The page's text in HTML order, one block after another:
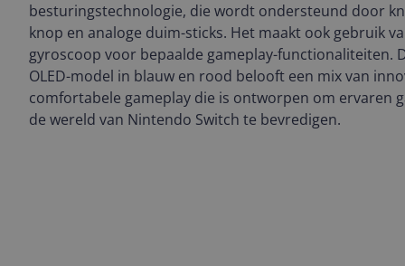
besturingstechnologie, die wordt ondersteund door
knop en analoge duim-sticks. Het maakt ook gebruik
gyroscoop voor bepaalde gameplay-functionaliteiten.
OLED-model in blauw en rood belooft een mix van
comfortabele gameplay die is ontworpen om ervaren
de wereld van Nintendo Switch te bevredigen.